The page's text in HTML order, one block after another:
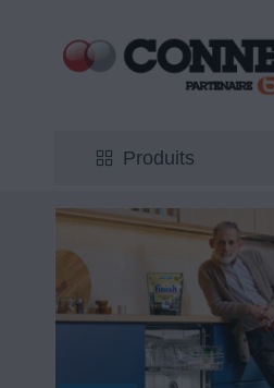
Produits